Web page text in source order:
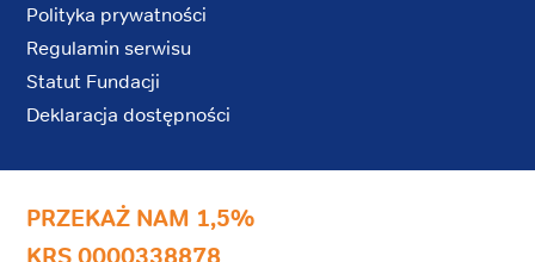
Polityka prywatności
Regulamin serwisu
Statut Fundacji
Deklaracja dostępności
PRZEKAŻ NAM 1,5%
KRS 0000338878